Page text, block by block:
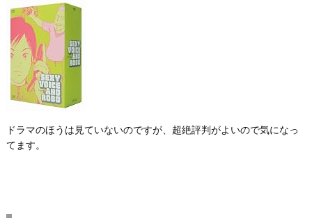
ドラマのほうは見ていないのですが、超絶評判がよいので気になっ
てます。